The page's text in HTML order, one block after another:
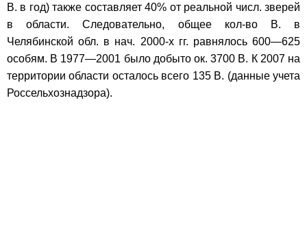
В. в год) также составляет 40% от реальной числ. зверей
в области. Следовательно, общее кол-во В. в
Челябинской обл. в нач. 2000-х гг. равнялось 600—625
особям. В 1977—2001 было добыто ок. 3700 В. К 2007 на
территории области осталось всего 135 В. (данные учета
Россельхознадзора).